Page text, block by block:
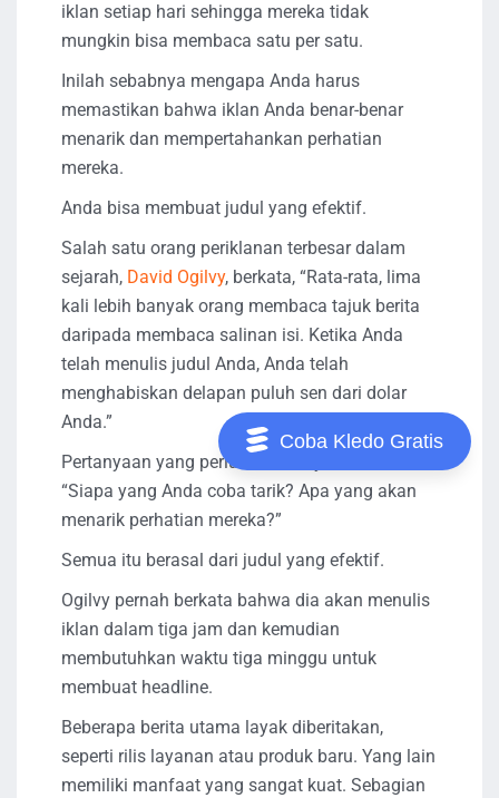
iklan setiap hari sehingga mereka tidak
mungkin bisa membaca satu per satu.
Inilah sebabnya mengapa Anda harus
memastikan bahwa iklan Anda benar-benar
menarik dan mempertahankan perhatian
mereka.
Anda bisa membuat judul yang efektif.
Salah satu orang periklanan terbesar dalam
sejarah, David Ogilvy, berkata, “Rata-rata, lima
kali lebih banyak orang membaca tajuk berita
daripada membaca salinan isi. Ketika Anda
telah menulis judul Anda, Anda telah
menghabiskan delapan puluh sen dari dolar
Anda.”
Pertanyaan yang perlu Anda tanyakan adalah
“Siapa yang Anda coba tarik? Apa yang akan
menarik perhatian mereka?”
Semua itu berasal dari judul yang efektif.
Ogilvy pernah berkata bahwa dia akan menulis
iklan dalam tiga jam dan kemudian
membutuhkan waktu tiga minggu untuk
membuat headline.
Beberapa berita utama layak diberitakan,
seperti rilis layanan atau produk baru. Yang lain
memiliki manfaat yang sangat kuat. Sebagian
Coba Kledo Gratis